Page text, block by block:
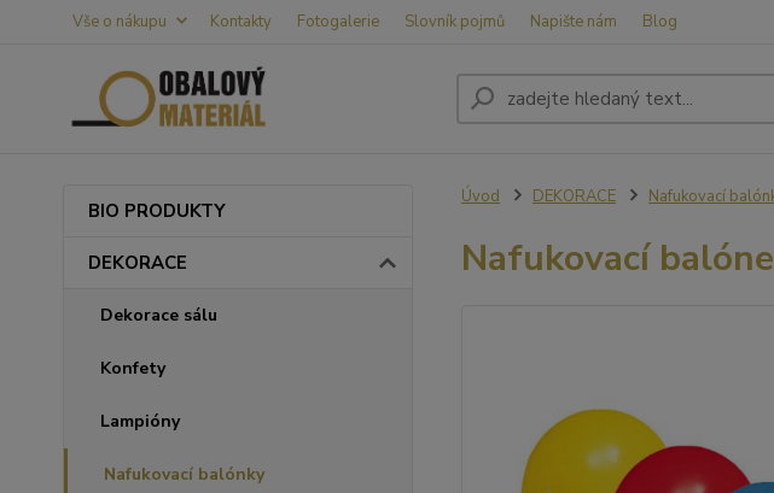
Vše o nákupu Kontakty Fotogalerie Slovník pojmů Napište nám Blog
BIO PRODUKTY
DEKORACE
Dekorace sálu
Konfety
Lampióny
Nafukovací balónky
Úvod DEKORACE Nafukovací
Nafukovací